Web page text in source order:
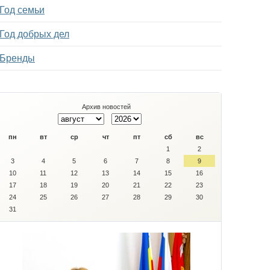
Год семьи
Год добрых дел
Бренды
Архив новостей
пн вт ср чт пт сб
вс
1
2
3
4 5 6 7 8
9
10
11 12 13 14 15
16
17
18 19 20 21 22
23
24
25 26 27 28 29
30
31